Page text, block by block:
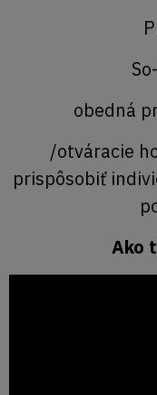
obedná
/otváracie
prispôsobiť
Ako